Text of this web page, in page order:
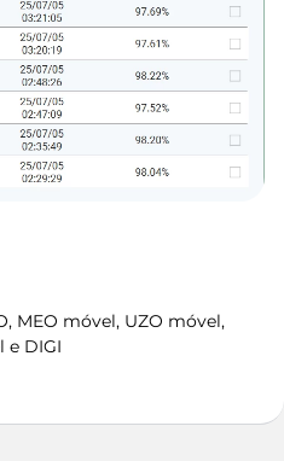
MEO móvel, UZO móvel,
e DIGI